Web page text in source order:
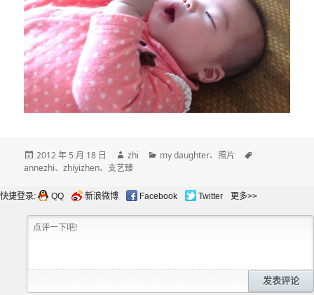
发
布
2012 年 5 月 18 日
作
者
zhi
分
my daughter、 照片
annezhi、zhiyizhen、 支艺臻
快捷登录: QQ 新浪微博 Facebook Twitter 更多>>
发表评论